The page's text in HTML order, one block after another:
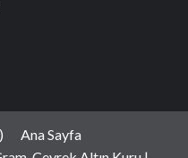
Ana Sayfa